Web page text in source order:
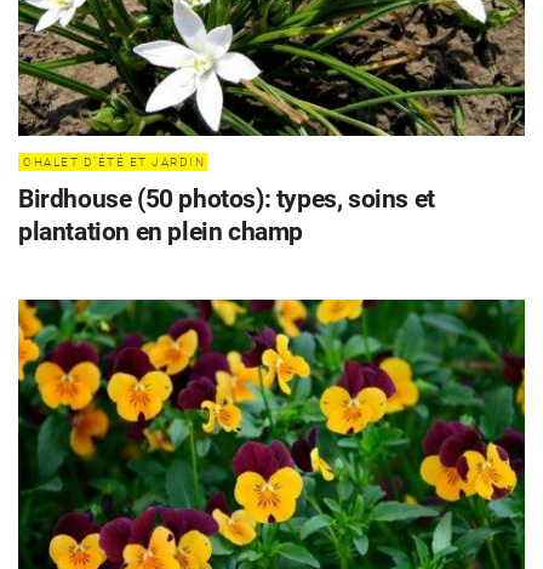
Birdhouse (50 photos): types, soins et
plantation en plein champ
CHALET D'ÉTÉ ET JARDIN
CÉLÉBRITÉS
LA BEAUTÉ
MODE DE VIE